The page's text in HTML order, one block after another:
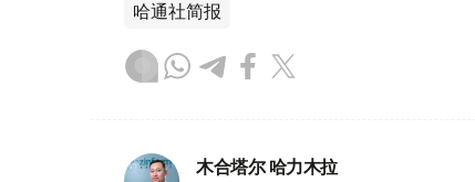
哈通社简报
木合塔尔 哈力木拉